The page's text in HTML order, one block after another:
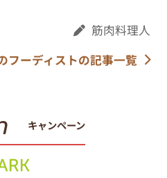
筋肉料理人
フーディストの記事一覧
キャンペーン